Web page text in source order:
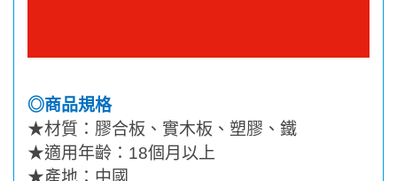
◎商品規格
★材質：膠合板、實木板、塑膠、鐵
★適用年齡： 18個月以上
★產地：中國